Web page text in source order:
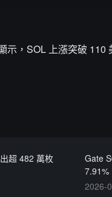
，SOL 上漲突破 110
超 482 萬枚
Gate
7.91%
2026-